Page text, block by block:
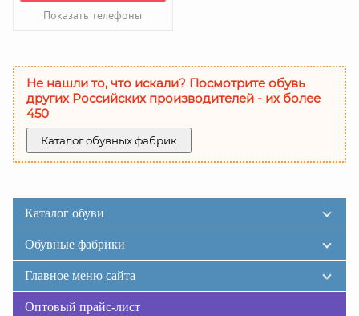
Показать телефоны
Не нашли то, что искали? Посмотрите обувь
других Российских производителей - их более
450
Каталог обувных фабрик
Каталог обуви
Обувные фабрики
Главное меню сайта
Оптовый прайс-лист